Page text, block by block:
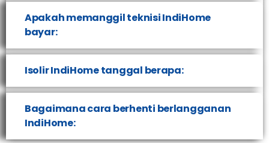
Apakah memanggil teknisi IndiHome
bayar:
Isolir IndiHome tanggal berapa:
Bagaimana cara berhenti berlangganan
IndiHome: